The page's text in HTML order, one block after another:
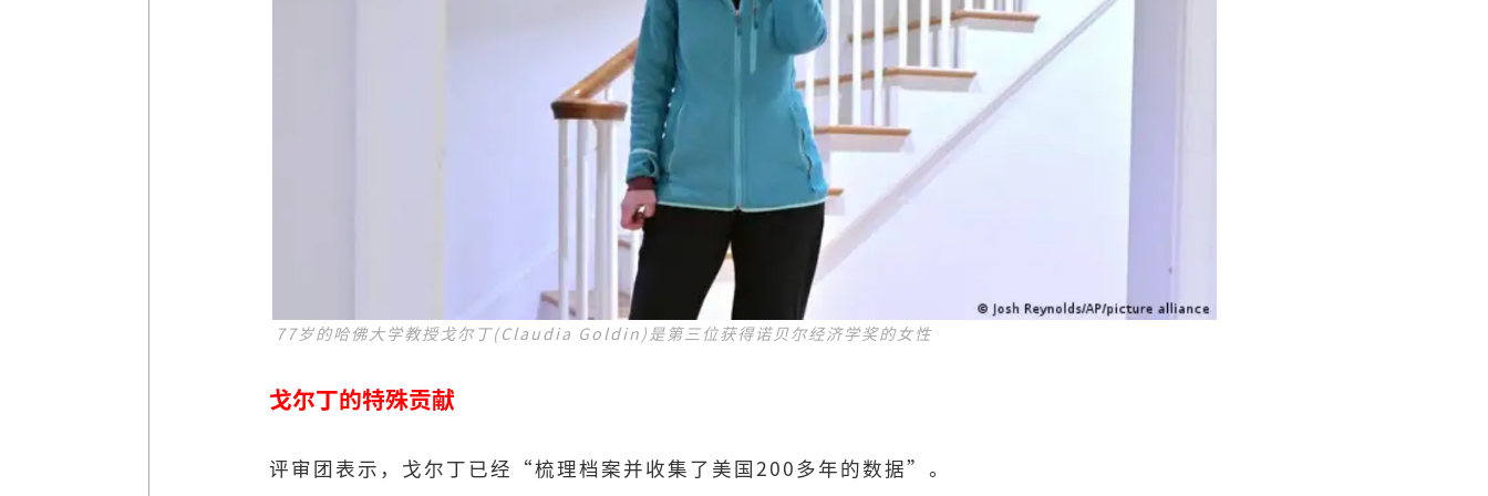
77岁的哈佛大学教授戈尔丁(Claudia Goldin)是第三位获得诺贝尔经济学奖的女性
戈尔丁的特殊贡献
评审团表示，戈尔丁已经“梳理档案并收集了美国200多年的数据”。